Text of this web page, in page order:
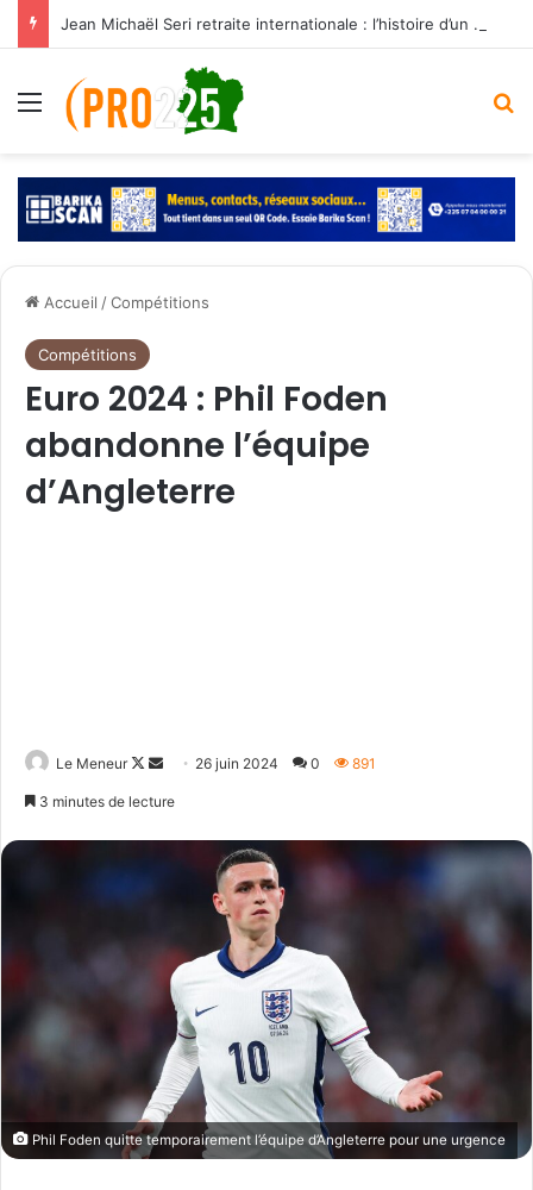
Jean Michaël Seri retraite internationale : l’histoire d’un maestro qui a marqué les Éléphants
Menu
Accueil /Compétitions
Compétitions
Euro 2024 : Phil Foden
abandonne l’équipe
d’Angleterre
Le Meneur
Follow
Envoyer26 juin 2024 0 891
3 minutes de lecture
Phil Foden quitte temporairement l’équipe d’Angleterre pour une urgence